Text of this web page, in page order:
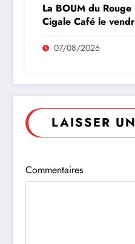
La BOUM du Rouge
Cigale Café le
14 à Puy l’Evèque
07/08/2026
LAISSER
Commentaires